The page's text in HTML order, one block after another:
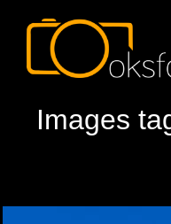
Images